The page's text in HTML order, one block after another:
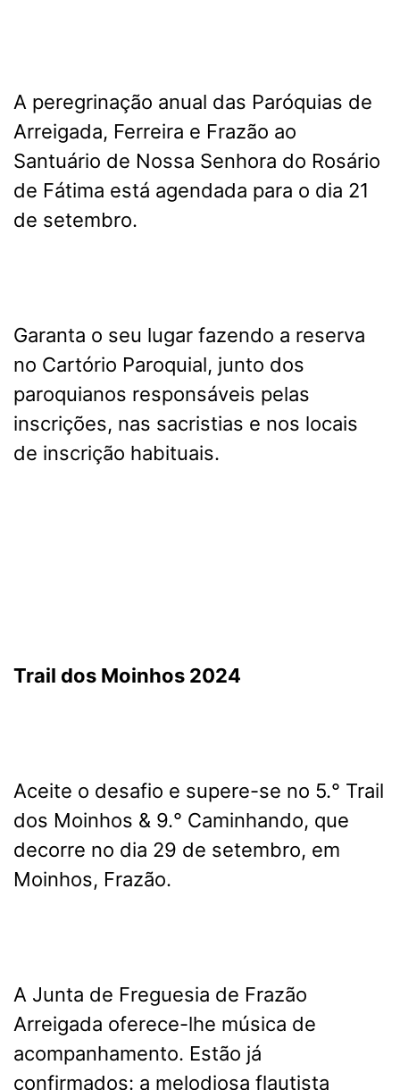
A peregrinação anual das Paróquias de
Arreigada, Ferreira e Frazão ao
Santuário de Nossa Senhora do Rosário
de Fátima está agendada para o dia 21
de setembro.
Garanta o seu lugar fazendo a reserva
no Cartório Paroquial, junto dos
paroquianos responsáveis pelas
inscrições, nas sacristias e nos locais
de inscrição habituais.
Trail dos Moinhos 2024
Aceite o desafio e supere-se no 5.° Trail
dos Moinhos & 9.° Caminhando, que
decorre no dia 29 de setembro, em
Moinhos, Frazão.
A Junta de Freguesia de Frazão
Arreigada oferece-lhe música de
acompanhamento. Estão já
confirmados: a melodiosa flautista